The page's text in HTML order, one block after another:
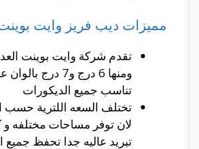
مميزات ديب فريز وايت
تقدم شركة وايت بوينت
ومنها 6 درج و7
تناسب جميع الديكورات
تختلف السعه اللترية حسب
لان توفر مساحات مختلفه و
تبريد عاليه جدا تحفظ جميع